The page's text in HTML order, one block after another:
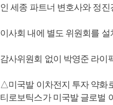
인 세종 파트너 변호사와 정
이사회 내에 별도 위원회를
감사위원회 없이 박영준 라이
△미국발 이차전지 투자 약화
티로보틱스가 미국발 글로벌